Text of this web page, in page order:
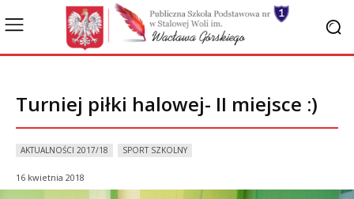
Turniej piłki halowej- II miejsce :)
AKTUALNOŚCI 2017/18 SPORT SZKOLNY
16 kwietnia 2018